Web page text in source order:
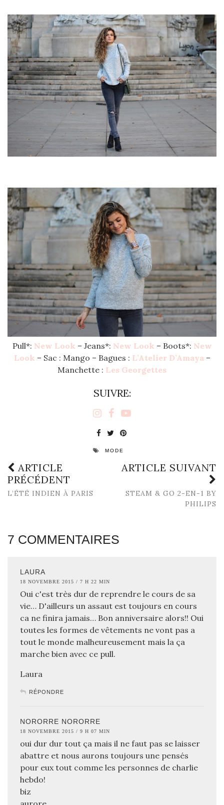
Pull*: New Look – Jeans*: New Look – Boots*: New
Look – Sac : Mango – Bagues : L’Atelier D’Amaya –
Manchette : Les Georgettes
SUIVRE:
MODE
ARTICLE
PRÉCÉDENT
L’ÉTÉ INDIEN À PARIS
ARTICLE SUIVANT
STEAM & GO 2-EN-1 BY
PHILIPS
7 COMMENTAIRES
LAURA
18 NOVEMBRE 2015 / 7 H 22 MIN
Oui c'est très dur de reprendre le cours de sa
vie… D'ailleurs un assaut est toujours en cours
ca ne finira jamais… Bon anniversaire alors!! Oui
toutes les formes de vêtements ne vont pas a
tout le monde malheureusement mais la ça
marche bien avec ce pull.
Laura
RÉPONDRE
NORORRE NORORRE
18 NOVEMBRE 2015 / 9 H 07 MIN
oui dur dur tout ça mais il ne faut pas se laisser
abattre et nous aurons toujours une pensés
pour eux tout comme les personnes de charlie
hebdo!
biz